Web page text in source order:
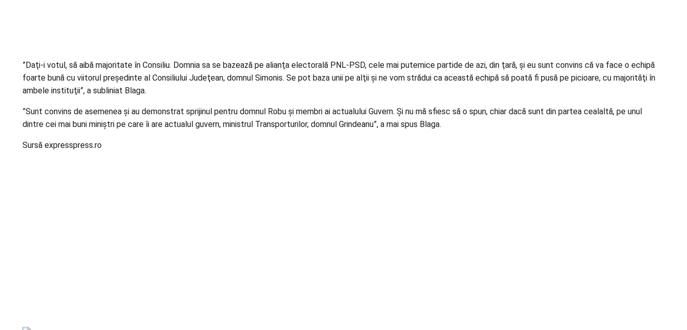
”Daţi-i votul, să aibă majoritate în Consiliu. Domnia sa se bazează pe alianţa electorală PNL-PSD, cele mai puternice partide de azi, din ţară, şi eu sunt convins că va face o echipă
foarte bună cu viitorul preşedinte al Consiliului Judeţean, domnul Simonis. Se pot baza unii pe alţii şi ne vom strădui ca această echipă să poată fi pusă pe picioare, cu majorităţi în
ambele instituţii”, a subliniat Blaga.
”Sunt convins de asemenea şi au demonstrat sprijinul pentru domnul Robu şi membri ai actualului Guvern. Şi nu mă sfiesc să o spun, chiar dacă sunt din partea cealaltă, pe unul
dintre cei mai buni miniştri pe care îi are actualul guvern, ministrul Transporturilor, domnul Grindeanu”, a mai spus Blaga.
Sursă expresspress.ro